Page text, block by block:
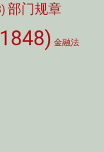
部门规章
金融法